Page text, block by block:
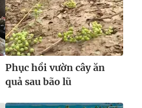
Phục hồi vườn cây ăn
quả sau bão lũ